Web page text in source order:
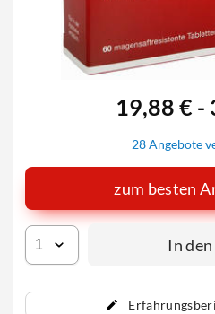
19,88 € -
28 Angebote
zum besten
In